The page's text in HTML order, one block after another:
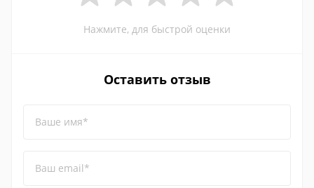
Нажмите, для быстрой оценки
Оставить отзыв
Ваше имя*
Ваш email*